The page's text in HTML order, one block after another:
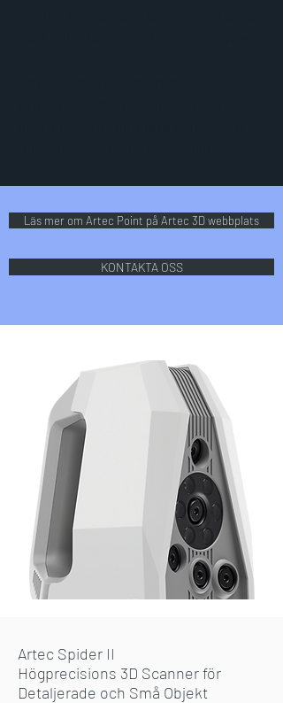
Läs mer om Artec Point på Artec 3D webbplats
KONTAKTA OSS
Artec Spider II
Högprecisions 3D Scanner för
Detaljerade och Små Objekt